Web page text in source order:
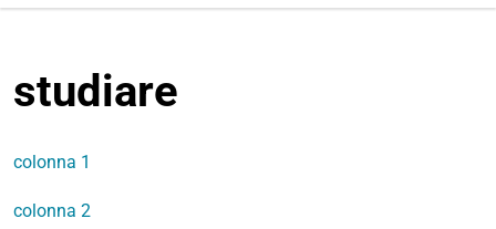
studiare
colonna 1
colonna 2